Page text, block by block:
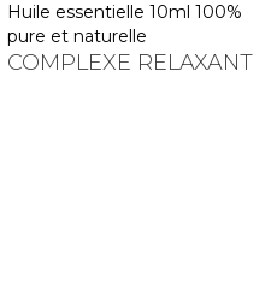
huile essentielle 10ml 100%
pure et naturelle
COMPLEXE RELAXANT